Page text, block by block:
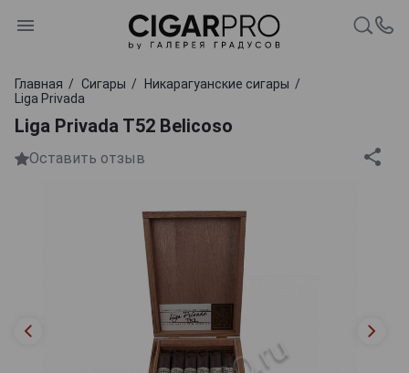
Главная Сигары
Никарагуанские сигары
Liga Privada
Liga Privada T52 Belicoso
Оставить отзыв